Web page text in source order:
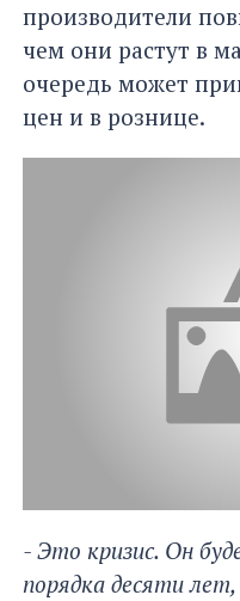
производители
чем они растут в
очередь может
цен и в рознице.
- Это кризис. Он
порядка десяти